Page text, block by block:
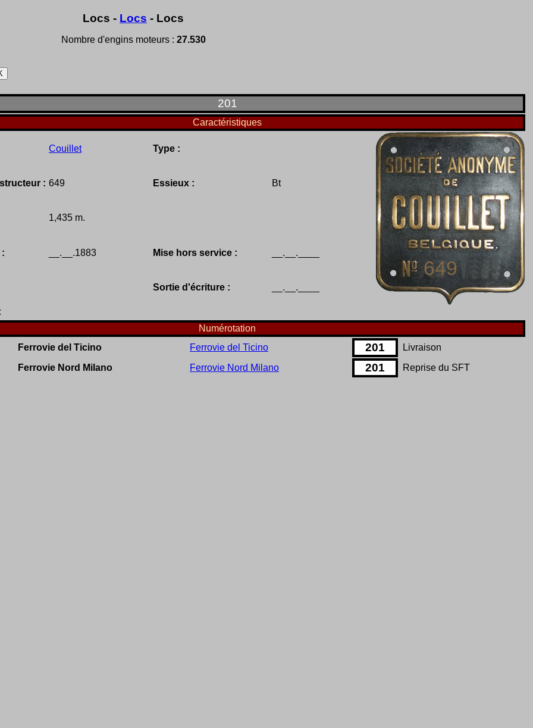
Locs - Locs - Locs
Nombre d'engins moteurs : 27.530
201
Caractéristiques
Couillet Type :
649
: 649 Essieux : Bt
1,435 m.
__.__.1883 Mise hors service : __.__.____
Sortie d'écriture : __.__.____
Numérotation
Ferrovie del Ticino Ferrovie del Ticino 201
Livraison
Ferrovie Nord Milano Ferrovie Nord Milano 201 Reprise du SFT